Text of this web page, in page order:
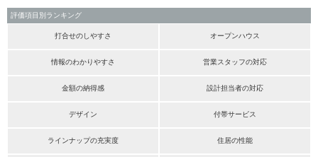
評価項目別ランキング
打合せのしやすさ オープンハウス
情報のわかりやすさ 営業スタッフの対応
金額の納得感 設計担当者の対応
デザイン 付帯サービス
ラインナップの充実度 住居の性能